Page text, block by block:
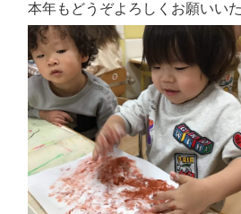
本年もどうぞよろしくお願いいた